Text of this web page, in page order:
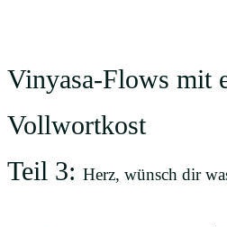
Vinyasa-Flows mit
Vollwortkost
Teil 3: Herz, wünsch dir